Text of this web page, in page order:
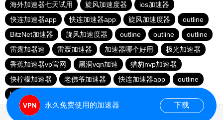
海外加速器七天试用
旋风加速度器
ios加速器
快连加速器app
快连加速器app 旋风加速度器
outline
BitzNet加速器
旋风加速度器 outline outline
outline
雷霆加器速
雷轰加速器 加速器哪个好用
极光加速器
香蕉加速器vp官网
黑洞vqn加速
猎豹nvp加速器
快柠檬加速器
老佛爷加速器 快连加速器app
outline
hammer加速器
永久免费使用的加速器 下载